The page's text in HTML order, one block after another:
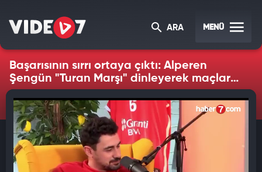
ARA MENÜ
Başarısının sırrı ortaya çıktı: Alperen
Şengün "Turan Marşı" dinleyerek maçlara
hazırlanıyor